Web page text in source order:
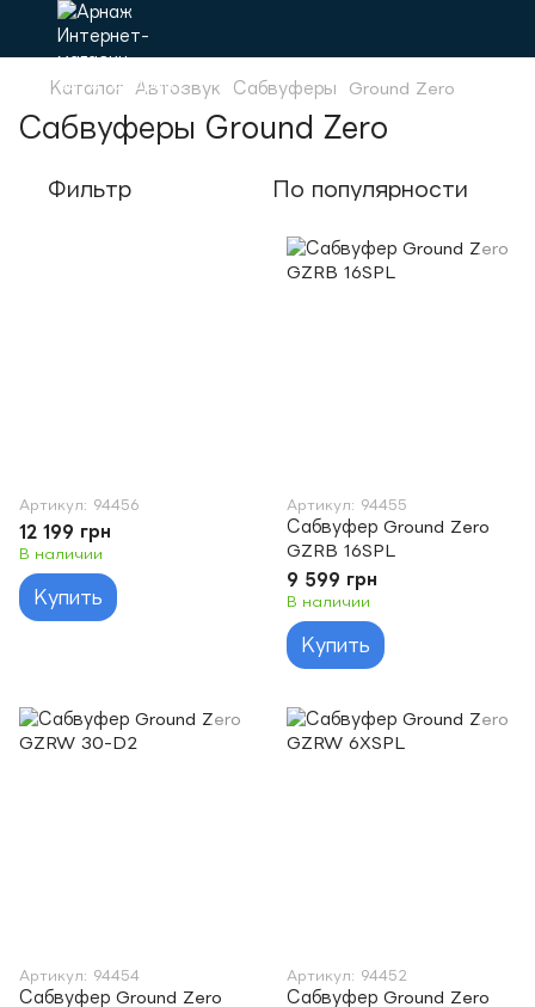
Каталог Автозвук Сабвуферы Ground Zero
Сабвуферы Ground Zero
Фильтр По популярности
Артикул: 94456
12 199 грн
В наличии
Купить
Артикул: 94455
Сабвуфер Ground Zero
GZRB 16SPL
9 599 грн
В наличии
Купить
Артикул: 94454
Сабвуфер Ground Zero
Артикул: 94452
Сабвуфер Ground Zero